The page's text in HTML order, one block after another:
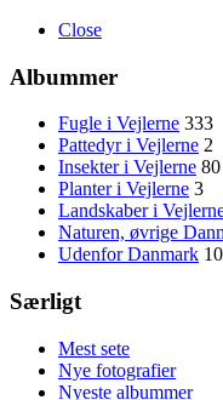
Close
Albummer
Fugle i Vejlerne 333
Pattedyr i Vejlerne 2
Insekter i Vejlerne 80
Planter i Vejlerne 3
Landskaber i
Naturen, øvrige
Udenfor Danmark
Særligt
Mest sete
Nye fotografier
Nyeste albummer